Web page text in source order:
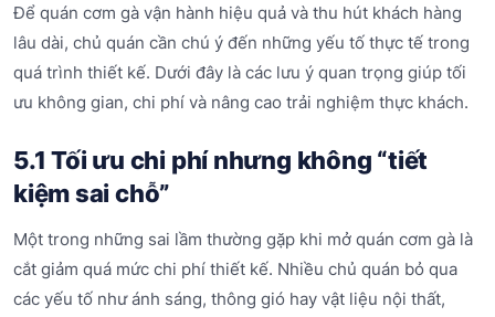
Để quán cơm gà vận hành hiệu quả và thu hút khách hàng
lâu dài, chủ quán cần chú ý đến những yếu tố thực tế trong
quá trình thiết kế. Dưới đây là các lưu ý quan trọng giúp tối
ưu không gian, chi phí và nâng cao trải nghiệm thực khách.
5.1 Tối ưu chi phí nhưng không “tiết
kiệm sai chỗ”
Một trong những sai lầm thường gặp khi mở quán cơm gà là
cắt giảm quá mức chi phí thiết kế. Nhiều chủ quán bỏ qua
các yếu tố như ánh sáng, thông gió hay vật liệu nội thất,